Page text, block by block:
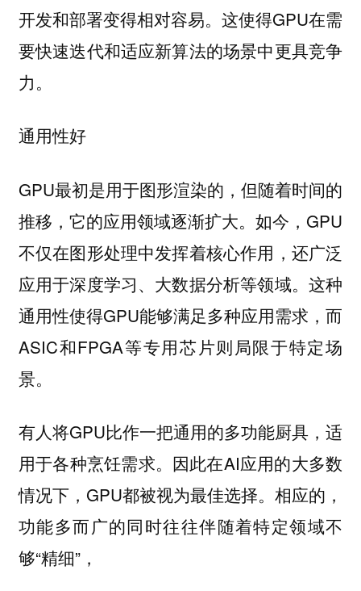
开发和部署变得相对容易。这使得GPU在需
要快速迭代和适应新算法的场景中更具竞争
力。
通用性好
GPU最初是用于图形渲染的，但随着时间的
推移，它的应用领域逐渐扩大。如今，GPU
不仅在图形处理中发挥着核心作用，还广泛
应用于深度学习、大数据分析等领域。这种
通用性使得GPU能够满足多种应用需求，而
ASIC和FPGA等专用芯片则局限于特定场
景。
有人将GPU比作一把通用的多功能厨具，适
用于各种烹饪需求。因此在AI应用的大多数
情况下，GPU都被视为最佳选择。相应的，
功能多而广的同时往往伴随着特定领域不
够“精细”，